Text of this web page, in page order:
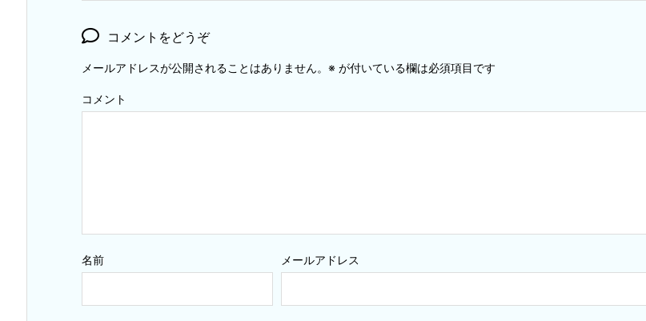
コメントをどうぞ
メールアドレスが公開されることはありません。 ※ が付いている欄は必須項目です
コメント
名前 メールアドレス